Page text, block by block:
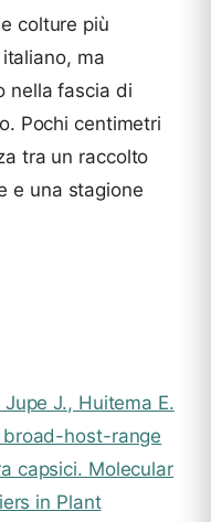
colture più
ma
nella fascia di
Pochi centimetri
tra un raccolto
e una stagione
J., Huitema E.
broad-host-range
capsici. Molecular
in Plant